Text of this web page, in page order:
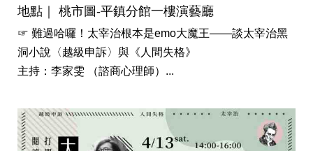
地點｜ 桃市圖-平鎮分館一樓演藝廳
☞ 難過哈囉！太宰治根本是emo大魔王——談太宰治黑
洞小說〈越級申訴〉與《人間失格》
主持：李家雯 （諮商心理師）...